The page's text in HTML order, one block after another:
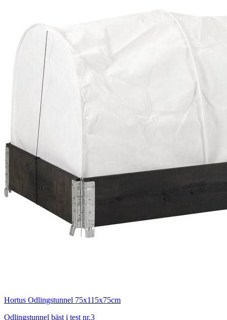
Hortus Odlingstunnel 75x115x75cm
Odlingstunnel bäst i test nr.3